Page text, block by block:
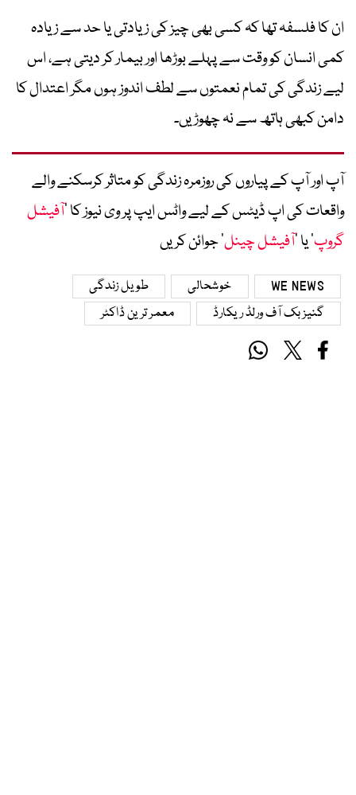
ان کا فلسفہ تھا کہ کسی بھی چیز کی زیادتی یا حد سے زیادہ
کمی انسان کو وقت سے پہلے بوڑھا اور بیمار کر دیتی ہے، اس
لیے زندگی کی تمام نعمتوں سے لطف اندوز ہوں مگر اعتدال کا
دامن کبھی ہاتھ سے نہ چھوڑیں۔
آپ اور آپ کے پیاروں کی روزمرہ زندگی کو متاثر کرسکنے والے
واقعات کی اپ ڈیٹس کے لیے واٹس ایپ پر وی نیوز کا ’آفیشل
گروپ‘ یا ’آفیشل چینل‘ جوائن کریں
WE NEWS خوشحالی
طویل زندگی
گنیز بک آف ورلڈ ریکارڈ
معمر ترین ڈاکٹر